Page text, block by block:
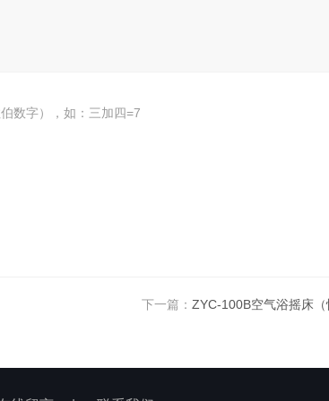
数字），如：三加四=7
下一篇： ZYC-100B空气浴摇床